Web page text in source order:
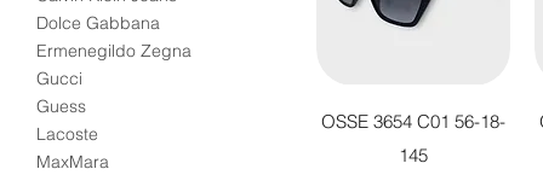
Dolce Gabbana
Ermenegildo Zegna
Gucci
Guess
Lacoste
MaxMara
Hızlı Bakış
OSSE 3654 C01 56-18-
145